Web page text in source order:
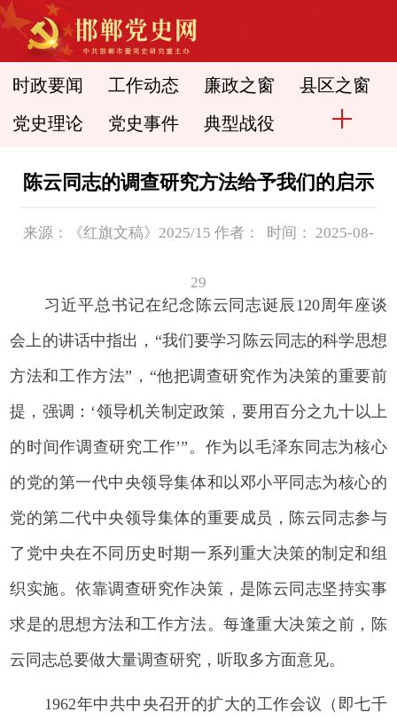
时政要闻 工作动态 廉政之窗 县区之窗
党史理论 党史事件 典型战役
陈云同志的调查研究方法给予我们的启示
来源：《红旗文稿》2025/15 作者： 时间： 2025-08-
29
习近平总书记在纪念陈云同志诞辰120周年座谈
会上的讲话中指出，“我们要学习陈云同志的科学思想
方法和工作方法”，“他把调查研究作为决策的重要前
提，强调：‘领导机关制定政策，要用百分之九十以上
的时间作调查研究工作’”。作为以毛泽东同志为核心
的党的第一代中央领导集体和以邓小平同志为核心的
党的第二代中央领导集体的重要成员，陈云同志参与
了党中央在不同历史时期一系列重大决策的制定和组
织实施。依靠调查研究作决策，是陈云同志坚持实事
求是的思想方法和工作方法。每逢重大决策之前，陈
云同志总要做大量调查研究，听取多方面意见。
1962年中共中央召开的扩大的工作会议（即七千